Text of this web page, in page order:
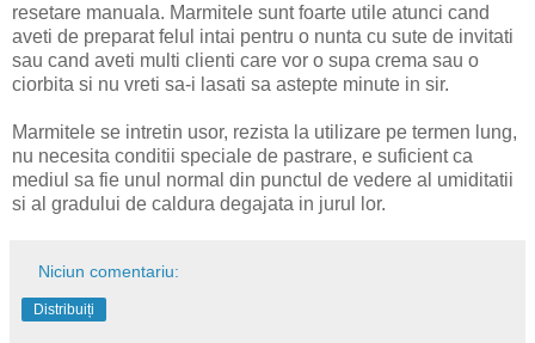
resetare manuala. Marmitele sunt foarte utile atunci cand
aveti de preparat felul intai pentru o nunta cu sute de invitati
sau cand aveti multi clienti care vor o supa crema sau o
ciorbita si nu vreti sa-i lasati sa astepte minute in sir.
Marmitele se intretin usor, rezista la utilizare pe termen lung,
nu necesita conditii speciale de pastrare, e suficient ca
mediul sa fie unul normal din punctul de vedere al umiditatii
si al gradului de caldura degajata in jurul lor.
Niciun comentariu:
Distribuiți